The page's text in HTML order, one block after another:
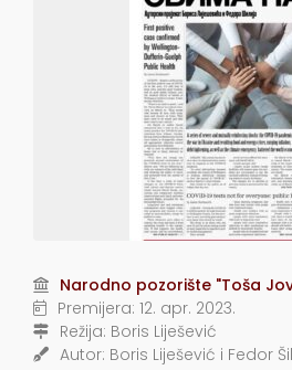
Narodno pozorište "Toša
Premijera: 12. apr. 2023.
Režija: Boris Liješević
Autor: Boris Liješević i Fedor